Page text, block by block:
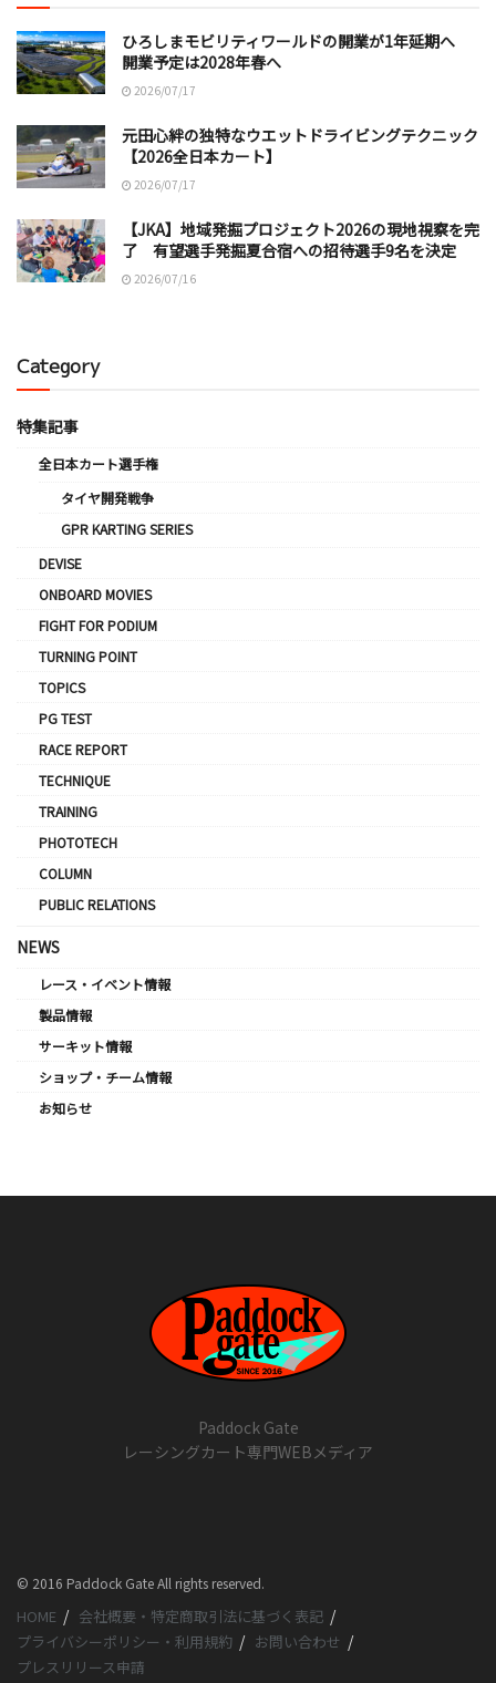
ひろしまモビリティワールドの開業が1年延期へ
開業予定は2028年春へ
2026/07/17
元田心絆の独特なウエットドライビングテクニック
【2026全日本カート】
2026/07/17
【JKA】地域発掘プロジェクト2026の現地視察を完
了 有望選手発掘夏合宿への招待選手9名を決定
2026/07/16
Category
特集記事
全日本カート選手権
タイヤ開発戦争
GPR KARTING SERIES
DEVISE
ONBOARD MOVIES
FIGHT FOR PODIUM
TURNING POINT
TOPICS
PG TEST
RACE REPORT
TECHNIQUE
TRAINING
PHOTOTECH
COLUMN
PUBLIC RELATIONS
NEWS
レース・イベント情報
製品情報
サーキット情報
ショップ・チーム情報
お知らせ
Paddock Gate
レーシングカート専門WEBメディア
© 2016 Paddock Gate All rights reserved.
HOME
会社概要・特定商取引法に基づく表記
プライバシーポリシー・利用規約
お問い合わせ
プレスリリース申請